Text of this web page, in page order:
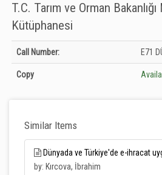
T.C. Tarım ve Orman
Kütüphanesi
Holdings details from T.C. Tarım ve Orman
Unknown
Call Number: E71
Copy
Similar Items
Dünyada ve Türkiye'de e-ihracat
by: Kırcova, İbrahim